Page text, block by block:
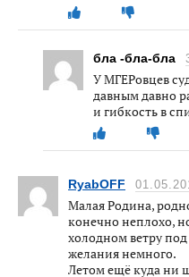
бла -бла-бла
У МГЕРовцев
давным давно
и гибкость в
RyabOFF
Малая Родина,
конечно неплохо,
холодном ветру
желания немного.
Летом ещё куда ни